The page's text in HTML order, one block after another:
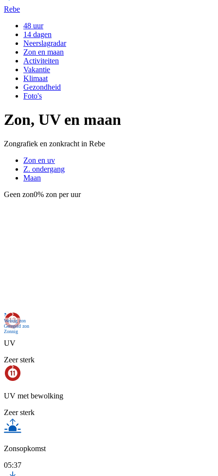
Rebe
48 uur
14 dagen
Neerslagradar
Zon en maan
Activiteiten
Vakantie
Klimaat
Gezondheid
Foto's
Zon, UV en maan
Zongrafiek en zonkracht in Rebe
Zon en uv
Z. ondergang
Maan
Geen zon0% zon per uur
Nu
Weinig zon
Geregeld zon
Zonnig
UV
Zeer sterk
UV met bewolking
Zeer sterk
Zonsopkomst
05:37